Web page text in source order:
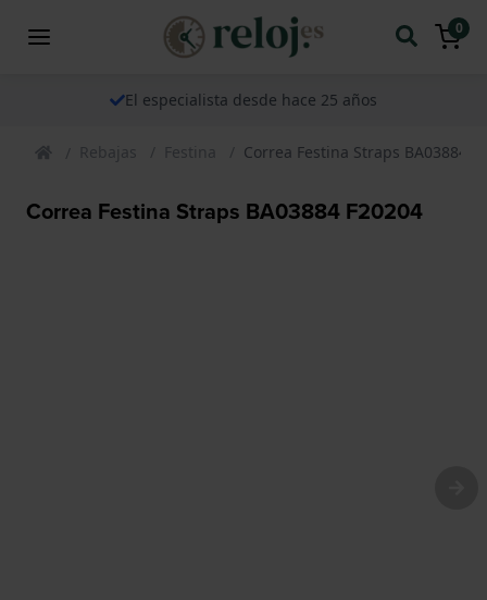
0
El especialista desde hace 25 años
Rebajas Festina Correa Festina Straps BA03884
Correa Festina Straps BA03884 F20204